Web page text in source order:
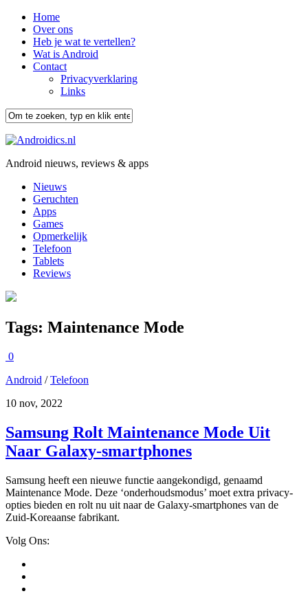
Home
Over ons
Heb je wat te vertellen?
Wat is Android
Contact
Privacyverklaring
Links
Android nieuws, reviews & apps
Nieuws
Geruchten
Apps
Games
Opmerkelijk
Telefoon
Tablets
Reviews
Tags: Maintenance Mode
0
Android /Telefoon
10 nov, 2022
Samsung Rolt Maintenance Mode Uit
Naar Galaxy-smartphones
Samsung heeft een nieuwe functie aangekondigd, genaamd
Maintenance Mode. Deze ‘onderhoudsmodus’ moet extra privacy-
opties bieden en rolt nu uit naar de Galaxy-smartphones van de
Zuid-Koreaanse fabrikant.
Volg Ons: